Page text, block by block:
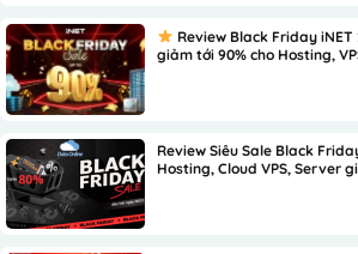
Review Black Friday iNET
giảm tới 90% cho Hosting,
Review Siêu Sale Black
Hosting, Cloud VPS, Server